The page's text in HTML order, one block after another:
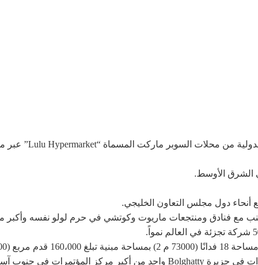
الشرق الأوسط.
مع فنادق ومنتجعات ماريوت وكوتشي في حرم لولو نفسه وأكبر
(15000 م 2).